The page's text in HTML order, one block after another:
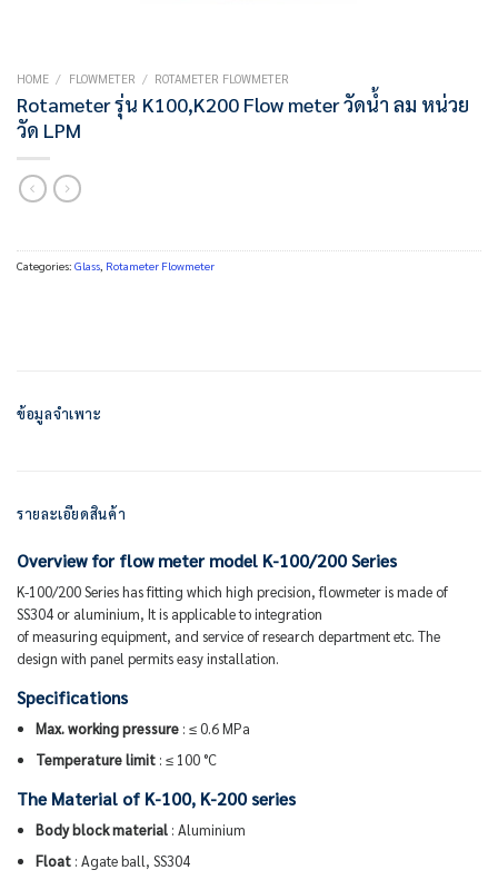
HOME / FLOWMETER / ROTAMETER FLOWMETER
Rotameter รุ่น K100,K200 Flow meter วัดน้ำ ลม หน่วย
วัด LPM
Categories: Glass Rotameter Flowmeter
ข้อมูลจำเพาะ
รายละเอียดสินค้า
Overview for flow meter model K-100/200 Series
K-100/200 Series has fitting which high precision, flowmeter is made of
SS304 or aluminium, It is applicable to integration
of measuring equipment, and service of research department etc. The
design with panel permits easy installation.
Specifications
Max. working pressure: ≤ 0.6 MPa
Temperature limit: ≤ 100 °C
The Material of K-100, K-200 series
Body block material: Aluminium
Float: Agate ball, SS304